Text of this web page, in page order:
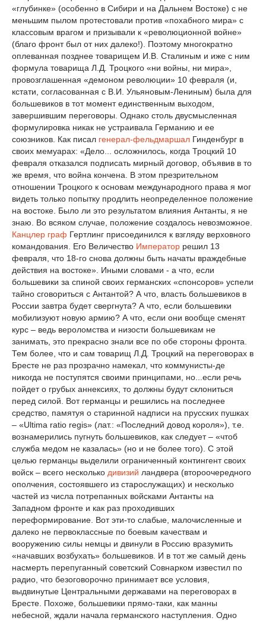
«глубинке» (особенно в Сибири и на Дальнем Востоке) с не
меньшим пылом протестовали против «похабного мира» с
классовым врагом и призывали к «революционной войне»
(благо фронт был от них далеко!). Поэтому многократно
оплеванная позднее товарищем И.В. Сталиным и иже с ним
формула товарища Л.Д. Троцкого «ни войны, ни мира»,
провозглашенная «демоном революции» 10 февраля (и,
кстати, согласованная с В.И. Ульяновым-Лениным) была для
большевиков в тот момент единственным выходом,
завершившим переговоры. Однако столь двусмысленная
формулировка никак не устраивала Германию и ее
союзников. Как писал генерал-фельдмаршал Гинденбург в
своих мемуарах: «Дело... осложнилось, когда Троцкий 10
февраля отказался подписать мирный договор, объявив в то
же время, что война кончена. В этом презрительном
отношении Троцкого к основам международного права я мог
видеть только попытку продлить неопределенное положение
на востоке. Было ли это результатом влияния Антанты, я не
знаю. Во всяком случае, положение создалось невозможное.
Канцлер граф Гертлинг присоединился к взгляду верховного
командования. Его Величество Император решил 13
февраля, что 18-го снова должны быть начаты враждебные
действия на востоке». Иными словами - а что, если
большевики за спиной своих германских «спонсоров» успели
тайно сговориться с Антантой? А что, власть большевиков в
России завтра будет свергнута? А что, если большевики
мобилизуют новую армию? А что, если они вообще сменят
курс – ведь вероломства и низости большевикам не
занимать, это прекрасно знали все по обе стороны фронта.
Тем более, что и сам товарищ Л.Д. Троцкий на переговорах в
Бресте не раз прозрачно намекал, что коммунисты-де
никогда не поступятся своими принципами, но...если речь
пойдет о грубых аннексиях, то должны будут склониться
перед силой. Вот германцы и решились на последнее
средство, памятуя о старинной надписи на прусских пушках
– «Ultima ratio regis» (лат.: «Последний довод короля»), т.е.
вознамерились пугнуть большевиков, как следует – «чтоб
служба медом не казалась» (но и не более того). С этой
целью германцы выделили ограниченный контингент своих
войск – всего несколько дивизий ландвера (второочередного
ополчения, состоявшего из старослужащих) и несколько
частей из числа потрепанных войсками Антанты на
Западном фронте и как раз проходивших
переформирование. Вот эти-то слабые, малочисленные и
далеко не первоклассные по боевым качествам и
вооружению силы немцы и двинули в Россию вразумить
«начавших возбухать» большевиков. И в тот же самый день
насмерть перепуганный советский Совнарком известил по
радио, что безоговорочно принимает все условия,
выдвинутые Центральными державами на переговорах в
Бресте. Похоже, большевики прямо-таки, как манны
небесной, ждали начала германского наступления. Одно